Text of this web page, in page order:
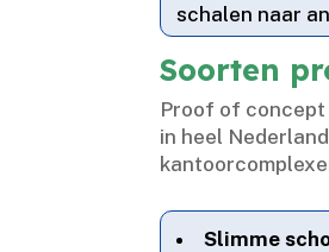
schalen naar
Soorten
Proof of concept
in heel
Slimme